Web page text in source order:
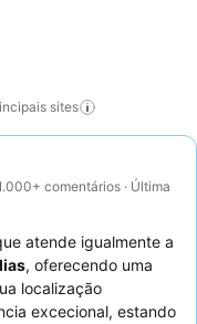
sites
comentários · Última
atende igualmente a
, oferecendo uma
localização
excecional, estando